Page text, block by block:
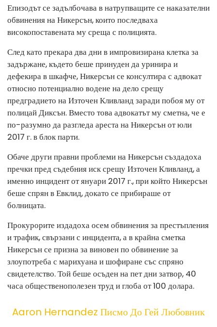
Епизодът се задълбочава в натрупващите се наказателни
обвинения на Никерсън, които последваха
високопоставената му среща с полицията.
След като прекара два дни в импровизирана клетка за
задържане, където беше принуден да уринира и
дефекира в шкафче, Никерсън се консултира с адвокат
относно потенциално водене на дело срещу
предградието на Източен Кливланд заради побоя му от
полицай Диксън. Вместо това адвокатът му сметна, че е
по-разумно да разгледа ареста на Никерсън от юли
2017 г. в блок парти.
Обаче други правни проблеми на Никерсън създадоха
пречки пред съдебния иск срещу Източен Кливланд, а
именно инцидент от януари 2017 г., при който Никерсън
беше спрян в Евклид, докато се прибираше от
болницата.
Прокурорите издадоха осем обвинения за престъпления
и трафик, свързани с инцидента, а в крайна сметка
Никерсън се призна за виновен по обвинение за
злоупотреба с марихуана и шофиране със спряно
свидетелство. Той беше осъден на пет дни затвор, 40
часа общественополезен труд и глоба от 100 долара.
Aaron Hernandez Писмо До Гей Любовник